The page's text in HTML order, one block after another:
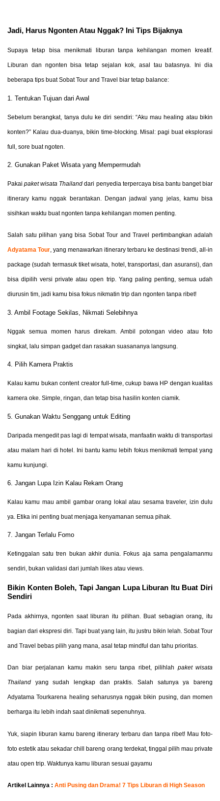
Jadi, Harus Ngonten Atau Nggak? Ini Tips Bijaknya
Supaya tetap bisa menikmati liburan tanpa kehilangan momen kreatif.
Liburan dan ngonten bisa tetap sejalan kok, asal tau batasnya. Ini dia
beberapa tips buat Sobat Tour and Travel biar tetap balance:
1. Tentukan Tujuan dari Awal
Sebelum berangkat, tanya dulu ke diri sendiri: “Aku mau healing atau bikin
konten?” Kalau dua-duanya, bikin time-blocking. Misal: pagi buat eksplorasi
full, sore buat ngoten.
2. Gunakan Paket Wisata yang Mempermudah
Pakaipaket wisata Thailand dari penyedia terpercaya bisa bantu banget biar
itinerary kamu nggak berantakan. Dengan jadwal yang jelas, kamu bisa
sisihkan waktu buat ngonten tanpa kehilangan momen penting.
Salah satu pilihan yang bisa Sobat Tour and Travel pertimbangkan adalah
Adyatama Tour, yang menawarkan itinerary terbaru ke destinasi trendi, all-in
package (sudah termasuk tiket wisata, hotel, transportasi, dan asuransi), dan
bisa dipilih versi private atau open trip. Yang paling penting, semua udah
diurusin tim, jadi kamu bisa fokus nikmatin trip dan ngonten tanpa ribet!
3. Ambil Footage Sekilas, Nikmati Selebihnya
Nggak semua momen harus direkam. Ambil potongan video atau foto
singkat, lalu simpan gadget dan rasakan suasananya langsung.
4. Pilih Kamera Praktis
Kalau kamu bukan content creator full-time, cukup bawa HP dengan kualitas
kamera oke. Simple, ringan, dan tetap bisa hasilin konten ciamik.
5. Gunakan Waktu Senggang untuk Editing
Daripada mengedit pas lagi di tempat wisata, manfaatin waktu di transportasi
atau malam hari di hotel. Ini bantu kamu lebih fokus menikmati tempat yang
kamu kunjungi.
6. Jangan Lupa Izin Kalau Rekam Orang
Kalau kamu mau ambil gambar orang lokal atau sesama traveler, izin dulu
ya. Etika ini penting buat menjaga kenyamanan semua pihak.
7. Jangan Terlalu Fomo
Ketinggalan satu tren bukan akhir dunia. Fokus aja sama pengalamanmu
sendiri, bukan validasi dari jumlah likes atau views.
Bikin Konten Boleh, Tapi Jangan Lupa Liburan Itu Buat Diri
Sendiri
Pada akhirnya, ngonten saat liburan itu pilihan. Buat sebagian orang, itu
bagian dari ekspresi diri. Tapi buat yang lain, itu justru bikin lelah. Sobat Tour
and Travel bebas pilih yang mana, asal tetap mindful dan tahu prioritas.
Dan biar perjalanan kamu makin seru tanpa ribet, pilihlah paket wisata
Thailand yang sudah lengkap dan praktis. Salah satunya ya bareng
Adyatama Tourkarena healing seharusnya nggak bikin pusing, dan momen
berharga itu lebih indah saat dinikmati sepenuhnya.
Yuk, siapin liburan kamu bareng itinerary terbaru dan tanpa ribet! Mau foto-
foto estetik atau sekadar chill bareng orang terdekat, tinggal pilih mau private
atau open trip. Waktunya kamu liburan sesuai gayamu
Artikel Lainnya : Anti Pusing dan Drama! 7 Tips Liburan di High Season